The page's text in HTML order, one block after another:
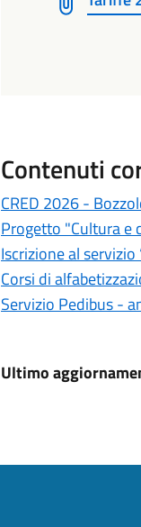
Contenuti
CRED 2026 -
Progetto "Cultura e
Iscrizione al
Corsi di
Servizio Pedibus -
Ultimo